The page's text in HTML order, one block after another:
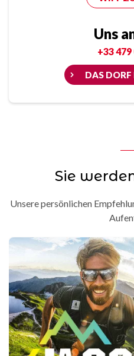
Uns
+33 479
DAS DORF
Sie
Unsere persönlichen